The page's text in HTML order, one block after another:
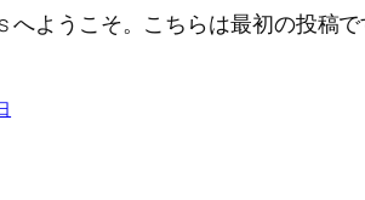
へようこそ。こちらは最初の投稿